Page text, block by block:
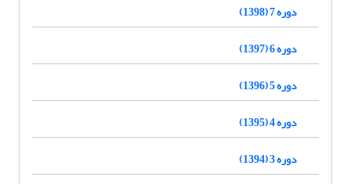
دوره 7 (1398)
دوره 6 (1397)
دوره 5 (1396)
دوره 4 (1395)
دوره 3 (1394)